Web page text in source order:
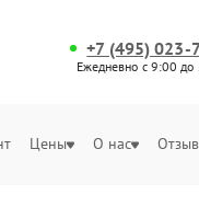
+7 (495) 023-
Ежедневно с 9:00 до
Цены О нас